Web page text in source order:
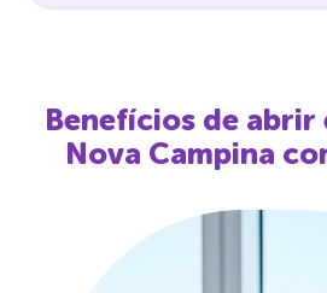
Benefícios de abrir
Nova Campina